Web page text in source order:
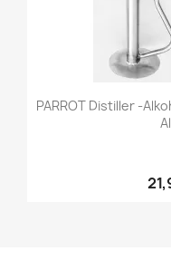
PARROT Distiller -